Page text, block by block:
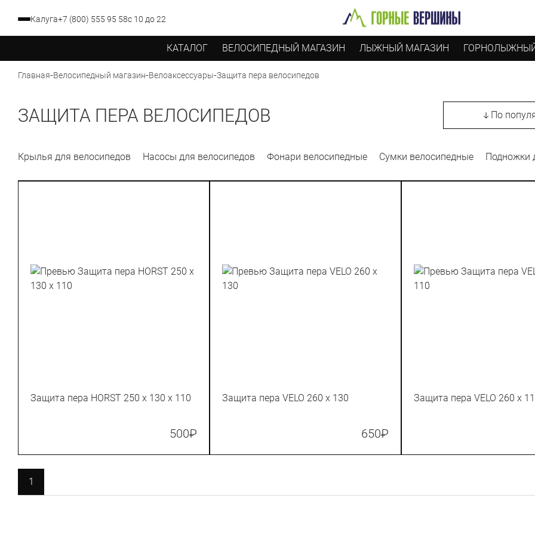
Калуга+7 (800) 555 95 58с 10 до 22
КАТАЛОГ ВЕЛОСИПЕДНЫЙ МАГАЗИН ЛЫЖНЫЙ МАГАЗИН
Главная-Велосипедный магазин-Велоаксессуары-Защита пера велосипедов
ЗАЩИТА ПЕРА ВЕЛОСИПЕДОВ По
Крылья для велосипедов Насосы для велосипедов Фонари велосипедные Сумки велосипедные Подножки
Защита пера HORST 250 x 130 х 110
500₽
Защита пера VELO 260 x 130
650₽
Защита пера VELO 260
1